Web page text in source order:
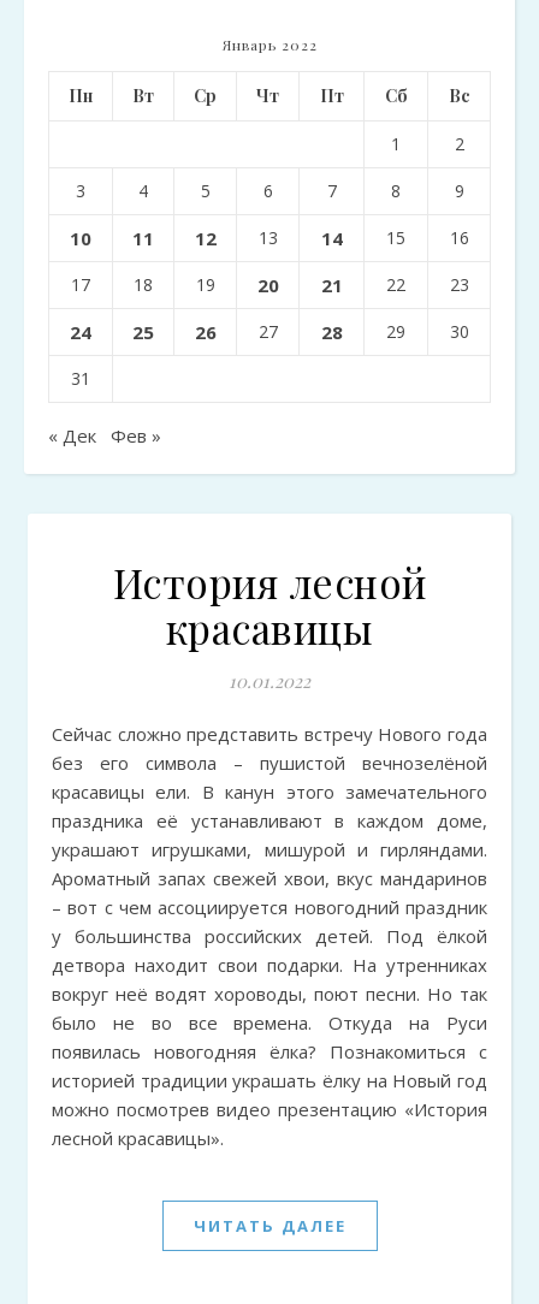
Январь 2022
Пн Вт Ср Чт Пт Сб Вс
1 2
3 4 5 6 7 8 9
10 11 12 13 14 15 16
17 18 19 20 21 22 23
24 25 26 27 28 29 30
31
« Дек Фев »
История лесной
красавицы
10.01.2022
Сейчас сложно представить встречу Нового года
без его символа – пушистой вечнозелёной
красавицы ели. В канун этого замечательного
праздника её устанавливают в каждом доме,
украшают игрушками, мишурой и гирляндами.
Ароматный запах свежей хвои, вкус мандаринов
– вот с чем ассоциируется новогодний праздник
у большинства российских детей. Под ёлкой
детвора находит свои подарки. На утренниках
вокруг неё водят хороводы, поют песни. Но так
было не во все времена. Откуда на Руси
появилась новогодняя ёлка? Познакомиться с
историей традиции украшать ёлку на Новый год
можно посмотрев видео презентацию «История
лесной красавицы».
ЧИТАТЬ ДАЛЕЕ